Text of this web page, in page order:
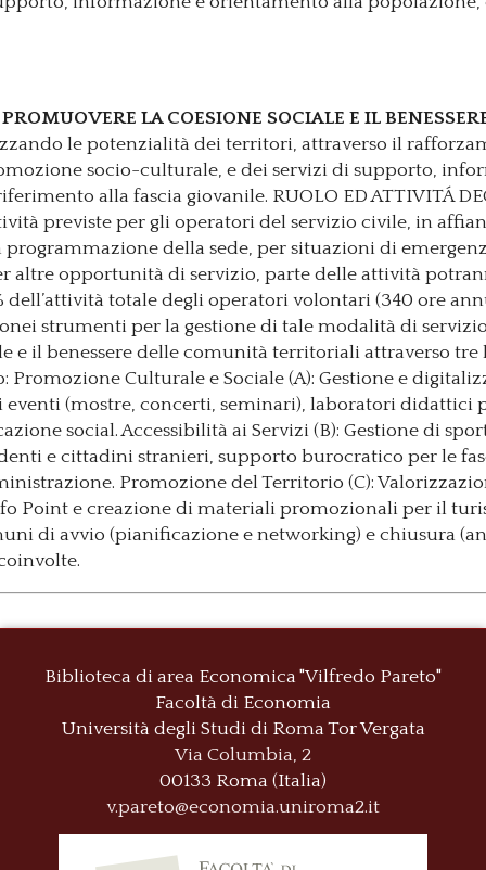
LA COESIONE SOCIALE E IL
le potenzialità dei territori, attraverso il
socio-culturale, e dei servizi di supporto,
alla fascia giovanile. RUOLO ED ATTIVITÁ
previste per gli operatori del servizio civile, in
programmazione della sede, per situazioni di
altre opportunità di servizio, parte delle attività
totale degli operatori volontari (340 ore
strumenti per la gestione di tale modalità di
e il benessere delle comunità territoriali attraverso
Promozione Culturale e Sociale (A): Gestione e
(mostre, concerti, seminari), laboratori didattici
social. Accessibilità ai Servizi (B): Gestione di
e cittadini stranieri, supporto burocratico per le
Promozione del Territorio (C):
Point e creazione di materiali promozionali per il
di avvio (pianificazione e networking) e chiusura
Biblioteca di area Economica "Vilfredo Pareto"
Facoltà di Economia
Università degli Studi di RomaTor Vergata
Via Columbia, 2
00133 Roma (Italia)
v.pareto@economia.uniroma2.it